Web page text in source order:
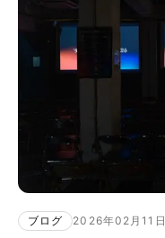
ブログ 2026年02月11日